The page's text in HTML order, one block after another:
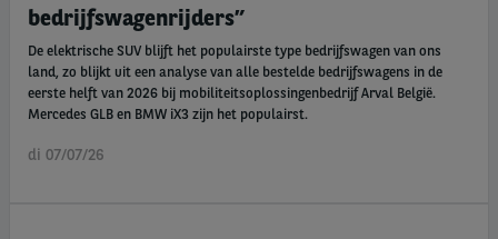
bedrijfswagenrijders”
De elektrische SUV blijft het populairste type bedrijfswagen van ons
land, zo blijkt uit een analyse van alle bestelde bedrijfswagens in de
eerste helft van 2026 bij mobiliteitsoplossingenbedrijf Arval België.
Mercedes GLB en BMW iX3 zijn het populairst.
di 07/07/26